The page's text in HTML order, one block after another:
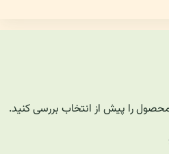
را پیش از انتخاب بررسی کنید.